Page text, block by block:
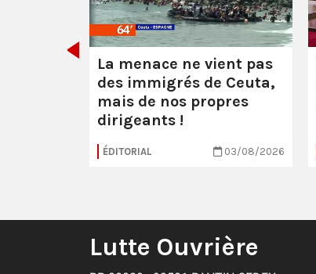
La menace ne vient pas
des immigrés de Ceuta,
mais de nos propres
dirigeants !
ÉDITORIAL 03/08/2026
Lutte Ouvrière